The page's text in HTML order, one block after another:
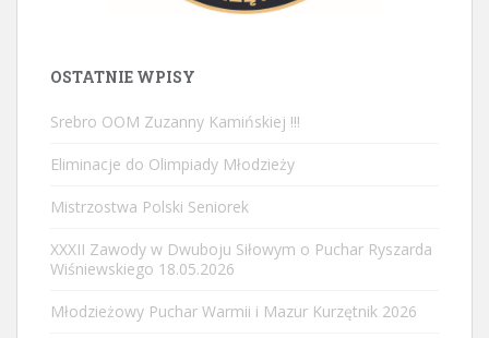
OSTATNIE WPISY
Srebro OOM Zuzanny Kamińskiej !!!
Eliminacje do Olimpiady Młodzieży
Mistrzostwa Polski Seniorek
XXXII Zawody w Dwuboju Siłowym o Puchar Ryszarda
Wiśniewskiego 18.05.2026
Młodzieżowy Puchar Warmii i Mazur Kurzętnik 2026